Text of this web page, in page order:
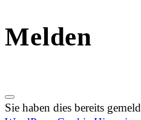
Melden
Sie haben dies bereits